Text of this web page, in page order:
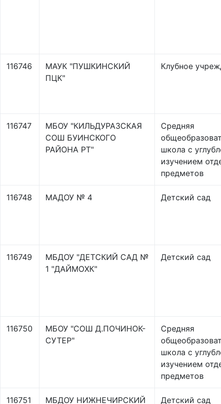
116746
МАУК "ПУШКИНСКИЙ
ПЦК"
Клубное
116747
МБОУ "КИЛЬДУРАЗСКАЯ
СОШ БУИНСКОГО
РАЙОНА РТ"
Средняя
школа с
изучением
предметов
116748 МАДОУ № 4 Детский сад
116749
МБДОУ "ДЕТСКИЙ САД №
1 "ДАЙМОХК"
Детский сад
116750
МБОУ "СОШ Д.ПОЧИНОК-
СУТЕР"
Средняя
школа с
изучением
предметов
116751 МБДОУ НИЖНЕЧИРСКИЙ Детский сад